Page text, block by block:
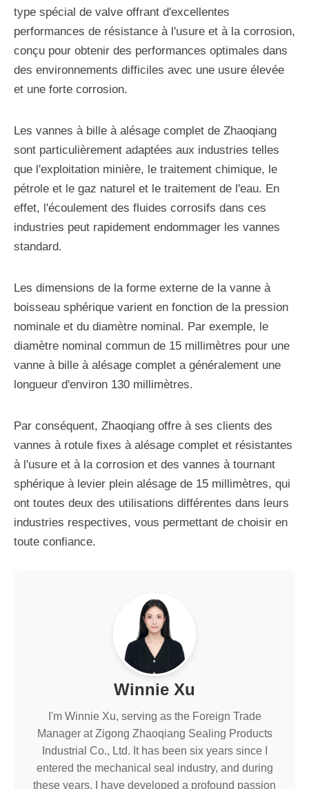
type spécial de valve offrant d'excellentes
performances de résistance à l'usure et à la corrosion,
conçu pour obtenir des performances optimales dans
des environnements difficiles avec une usure élevée
et une forte corrosion.
Les vannes à bille à alésage complet de Zhaoqiang
sont particulièrement adaptées aux industries telles
que l'exploitation minière, le traitement chimique, le
pétrole et le gaz naturel et le traitement de l'eau. En
effet, l'écoulement des fluides corrosifs dans ces
industries peut rapidement endommager les vannes
standard.
Les dimensions de la forme externe de la vanne à
boisseau sphérique varient en fonction de la pression
nominale et du diamètre nominal. Par exemple, le
diamètre nominal commun de 15 millimètres pour une
vanne à bille à alésage complet a généralement une
longueur d'environ 130 millimètres.
Par conséquent, Zhaoqiang offre à ses clients des
vannes à rotule fixes à alésage complet et résistantes
à l'usure et à la corrosion et des vannes à tournant
sphérique à levier plein alésage de 15 millimètres, qui
ont toutes deux des utilisations différentes dans leurs
industries respectives, vous permettant de choisir en
toute confiance.
Winnie Xu
I'm Winnie Xu, serving as the Foreign Trade
Manager at Zigong Zhaoqiang Sealing Products
Industrial Co., Ltd. It has been six years since I
entered the mechanical seal industry, and during
these years, I have developed a profound passion